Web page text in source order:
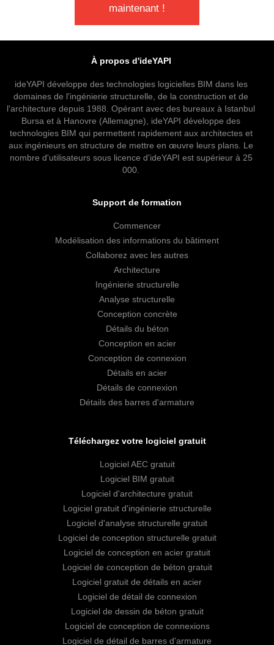
maintenant !
À propos d'ideYAPI
ideYAPI développe des technologies logicielles BIM dans les
domaines de l'ingénierie structurelle, de la construction et de
l'architecture depuis 1988. Opérant avec des bureaux à Istanbul
Bursa et à Hanovre (Allemagne), ideYAPI développe des
technologies BIM qui permettent rapidement aux architectes et
aux ingénieurs en structure de mettre en œuvre leurs plans. Le
nombre d'utilisateurs sous licence d'ideYAPI est supérieur à 25
000.
Support de formation
Commencer
Modélisation des informations du bâtiment
Collaborez avec les autres
Architecture
Ingénierie structurelle
Analyse structurelle
Conception concrète
Détails du béton
Conception en acier
Conception de connexion
Détails en acier
Détails de connexion
Détails des barres d'armature
Téléchargez votre logiciel gratuit
Logiciel AEC gratuit
Logiciel BIM gratuit
Logiciel d'architecture gratuit
Logiciel gratuit d'ingénierie structurelle
Logiciel d'analyse structurelle gratuit
Logiciel de conception structurelle gratuit
Logiciel de conception en acier gratuit
Logiciel de conception de béton gratuit
Logiciel gratuit de détails en acier
Logiciel de détail de connexion
Logiciel de dessin de béton gratuit
Logiciel de conception de connexions
Logiciel de détail de barres d'armature